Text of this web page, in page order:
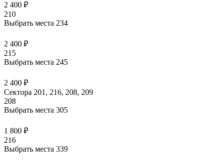
2 400 ₽
210
Выбрать места 234
2 400 ₽
215
Выбрать места 245
2 400 ₽
Сектора 201, 216, 208, 209
208
Выбрать места 305
1 800 ₽
216
Выбрать места 339